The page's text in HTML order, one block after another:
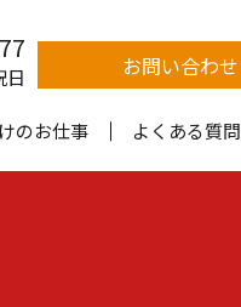
日 お問い合わせ
のお仕事 よくある質問